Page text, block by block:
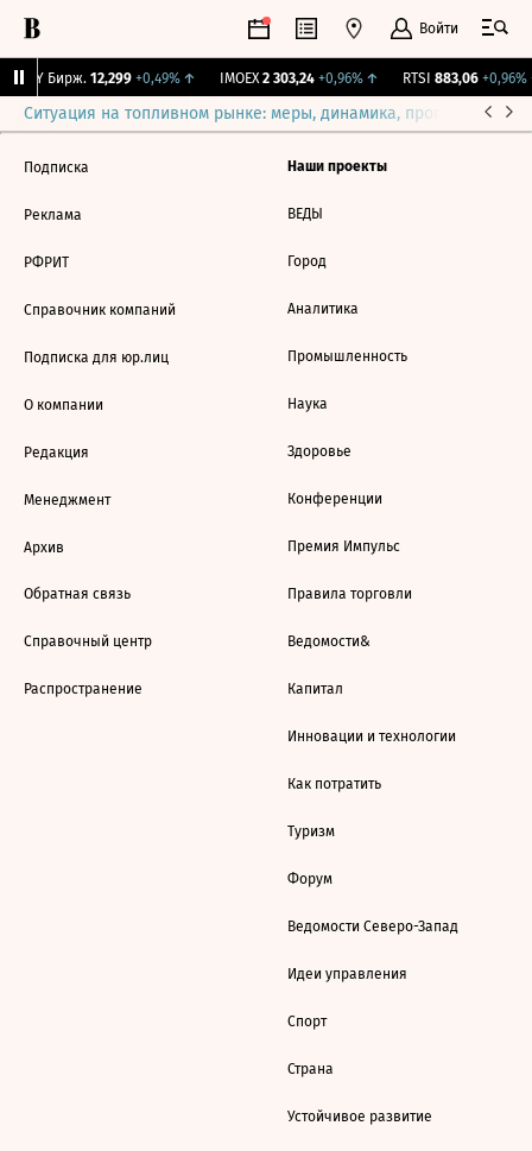
Войти
CNY Бирж. 12,299 +0,49%↑ IMOEX 2 303,24 +0,96%↑ RTSI 883,06 +0,96%
Ситуация на топливном рынке: меры, динамика, прогнозы
Подписка
Реклама
РФРИТ
Справочник компаний
Подписка для юр.лиц
О компании
Редакция
Менеджмент
Архив
Обратная связь
Справочный центр
Распространение
Наши проекты
ВЕДЫ
Город
Аналитика
Промышленность
Наука
Здоровье
Конференции
Премия Импульс
Правила торговли
Ведомости&
Капитал
Инновации и технологии
Как потратить
Туризм
Форум
Ведомости Северо-Запад
Идеи управления
Спорт
Страна
Устойчивое развитие